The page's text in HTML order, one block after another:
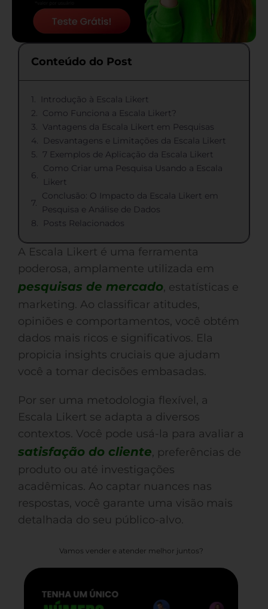
Conteúdo do Post
Introdução à Escala Likert
Como Funciona a Escala Likert?
Vantagens da Escala Likert em Pesquisas
Desvantagens e Limitações da Escala Likert
7 Exemplos de Aplicação da Escala Likert
Como Criar uma Pesquisa Usando a Escala
Likert
Conclusão: O Impacto da Escala Likert em
Pesquisa e Análise de Dados
Posts Relacionados
A Escala Likert é uma ferramenta
poderosa, amplamente utilizada em
pesquisas de mercado, estatísticas e
marketing. Ao classificar atitudes,
opiniões e comportamentos, você obtém
dados mais ricos e significativos. Ela
propicia insights cruciais que ajudam
você a tomar decisões embasadas.
Por ser uma metodologia flexível, a
Escala Likert se adapta a diversos
contextos. Você pode usá-la para avaliar a
satisfação do cliente, preferências de
produto ou até investigações
acadêmicas. Ao captar nuances nas
respostas, você garante uma visão mais
detalhada do seu público-alvo.
Vamos vender e atender melhor juntos?